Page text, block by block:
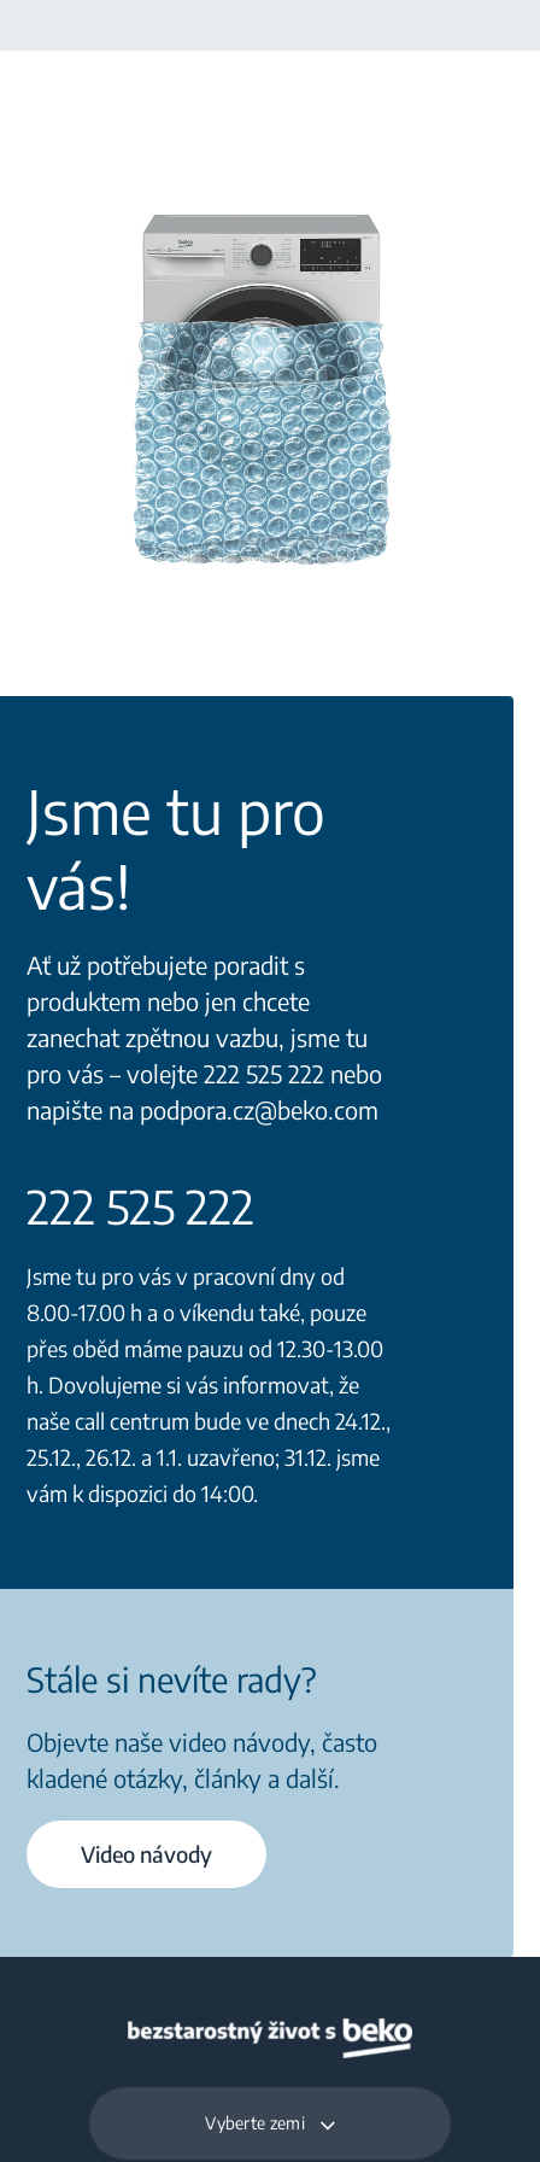
Jsme tu pro
vás!
Ať už potřebujete poradit s
produktem nebo jen chcete
zanechat zpětnou vazbu, jsme tu
pro vás – volejte 222 525 222 nebo
napište na podpora.cz@beko.com
222 525 222
Jsme tu pro vás v pracovní dny od
8.00-17.00 h a o víkendu také, pouze
přes oběd máme pauzu od 12.30-13.00
h. Dovolujeme si vás informovat, že
naše call centrum bude ve dnech 24.12.,
25.12., 26.12. a 1.1. uzavřeno; 31.12. jsme
vám k dispozici do 14:00.
Stále si nevíte rady?
Objevte naše video návody, často
kladené otázky, články a další.
Video návody
Vyberte zemi